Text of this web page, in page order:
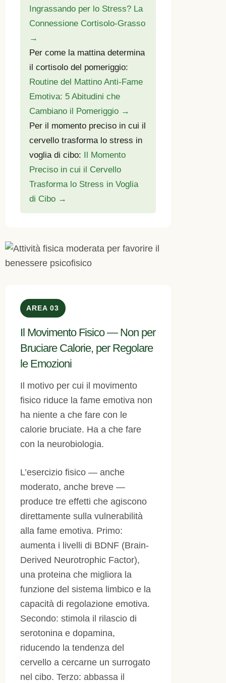
Ingrassando per lo Stress? La
Connessione Cortisolo-Grasso
→
Per come la mattina determina
il cortisolo del pomeriggio:
Routine del Mattino Anti-Fame
Emotiva: 5 Abitudini che
Cambiano il Pomeriggio →
Per il momento preciso in cui il
cervello trasforma lo stress in
voglia di cibo:
Il Momento
Preciso in cui il Cervello
Trasforma lo Stress in Voglia
di Cibo →
AREA 03
Il Movimento Fisico — Non per
Bruciare Calorie, per Regolare
le Emozioni
Il motivo per cui il movimento
fisico riduce la fame emotiva non
ha niente a che fare con le
calorie bruciate. Ha a che fare
con la neurobiologia.
L’esercizio fisico — anche
moderato, anche breve —
produce tre effetti che agiscono
direttamente sulla vulnerabilità
alla fame emotiva. Primo:
aumenta i livelli di BDNF (Brain-
Derived Neurotrophic Factor),
una proteina che migliora la
funzione del sistema limbico e la
capacità di regolazione emotiva.
Secondo: stimola il rilascio di
serotonina e dopamina,
riducendo la tendenza del
cervello a cercarne un surrogato
nel cibo. Terzo: abbassa il